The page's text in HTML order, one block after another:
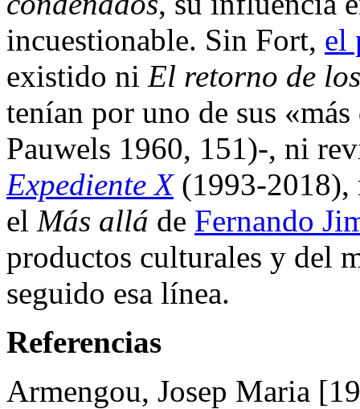
incuestionable. Sin Fort, el
existido ni El retorno de
tenían por uno de sus
Pauwels 1960, 151)-, ni
Expediente X(1993-2018),
el Más allá de Fernando
productos culturales y del
seguido esa línea.
Referencias
Armengou, Josep Maria